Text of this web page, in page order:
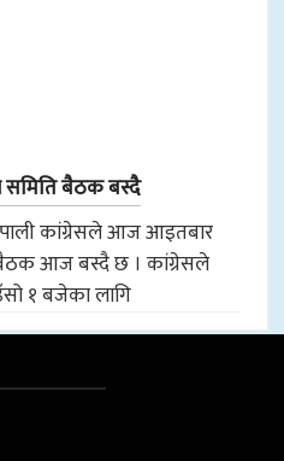
समिति बैठक बस्दै
कांग्रेसले आज आइतबार
बैठक आज बस्दै छ । कांग्रेसले
१ बजेका लागि